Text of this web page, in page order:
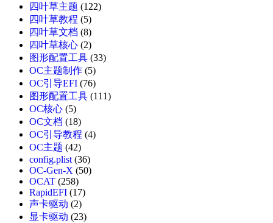
四叶草主题 (122)
四叶草教程 (5)
四叶草文档 (8)
四叶草核心 (2)
图形配置工具 (33)
OC主题制作 (5)
OC引导EFI (76)
图形配置工具 (111)
OC核心 (5)
OC文档 (18)
OC引导教程 (4)
OC主题 (42)
config.plist(36)
OC-Gen-X (50)
OCAT (258)
RapidEFI (17)
声卡驱动 (2)
显卡驱动 (23)